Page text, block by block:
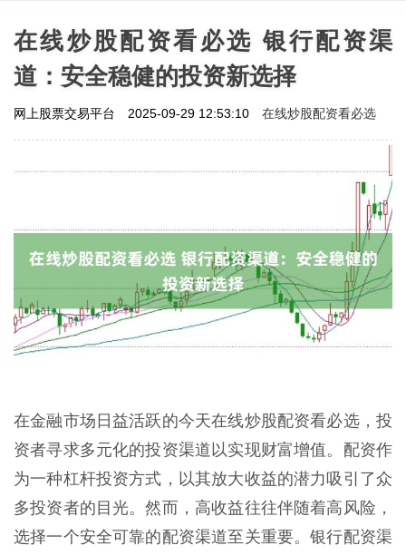
在线炒股配资看必选 银行配资渠
道：安全稳健的投资新选择
网上股票交易平台 2025-09-29 12:53:10 在线炒股配资看必选
在金融市场日益活跃的今天在线炒股配资看必选，投
资者寻求多元化的投资渠道以实现财富增值。配资作
为一种杠杆投资方式，以其放大收益的潜力吸引了众
多投资者的目光。然而，高收益往往伴随着高风险，
选择一个安全可靠的配资渠道至关重要。银行配资渠